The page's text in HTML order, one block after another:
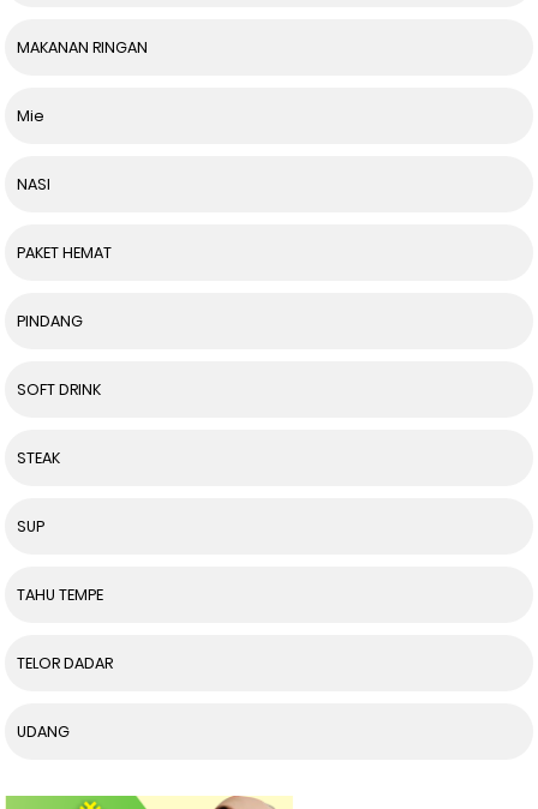
MAKANAN RINGAN
Mie
NASI
PAKET HEMAT
PINDANG
SOFT DRINK
STEAK
SUP
TAHU TEMPE
TELOR DADAR
UDANG